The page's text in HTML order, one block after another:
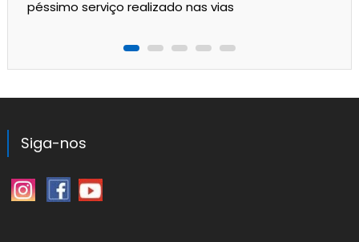
péssimo serviço realizado nas vias
Siga-nos